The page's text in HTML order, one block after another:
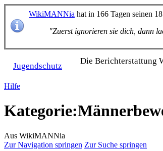
WikiMANNia hat in 166 Tagen seinen
"Zuerst ignorieren sie dich, dann
Jugendschutz
Die Bericht­erstattung
Hilfe
Kategorie:
Aus WikiMANNia
Zur Navigation springen Zur Suche springen